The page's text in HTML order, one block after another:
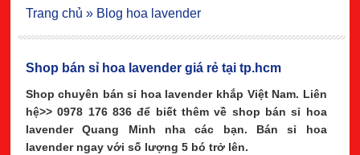
Shop bán sỉ hoa lavender giá rẻ tại tp.hcm
Shop chuyên bán sỉ hoa lavender khắp Việt Nam. Liên
hệ>> 0978 176 836 để biết thêm về shop bán sỉ hoa
lavender Quang Minh nha các bạn. Bán sỉ hoa
lavender ngay với số lượng 5 bó trở lên.
Trang chủ » Blog hoa lavender